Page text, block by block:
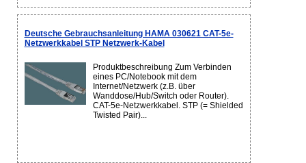
Deutsche Gebrauchsanleitung HAMA 030621 CAT-5e-
Netzwerkkabel STP Netzwerk-Kabel
Produktbeschreibung Zum Verbinden
eines PC/Notebook mit dem
Internet/Netzwerk (z.B. über
Wanddose/Hub/Switch oder Router).
CAT-5e-Netzwerkkabel. STP (= Shielded
Twisted Pair)...